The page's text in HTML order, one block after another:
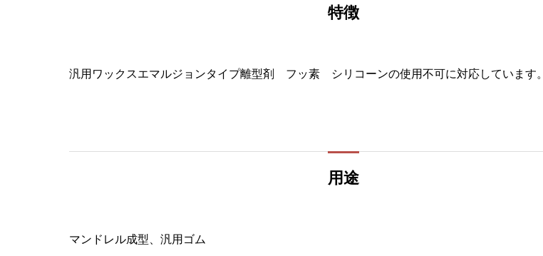
特徴
汎用ワックスエマルジョンタイプ離型剤 フッ素 シリコーンの使用不可に対応しています。
用途
マンドレル成型、汎用ゴム